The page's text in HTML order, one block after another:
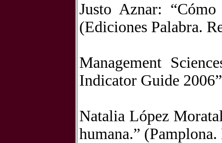
Justo Aznar:
(Ediciones Palabra.
Management
Indicator Guide
Natalia López
humana.”